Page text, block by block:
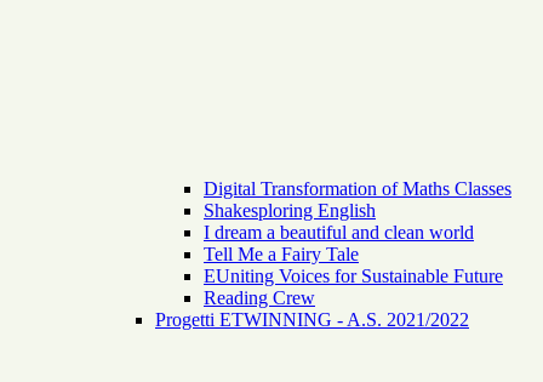
Digital Transformation of Maths Classes
Shakesploring English
I dream a beautiful and clean world
Tell Me a Fairy Tale
EUniting Voices for Sustainable Future
Reading Crew
Progetti ETWINNING - A.S. 2021/2022